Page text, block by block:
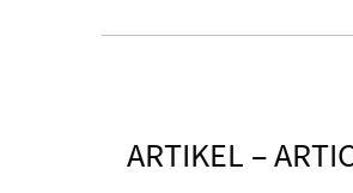
ARTIKEL –